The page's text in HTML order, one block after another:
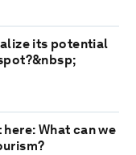
its potential
here: What can we